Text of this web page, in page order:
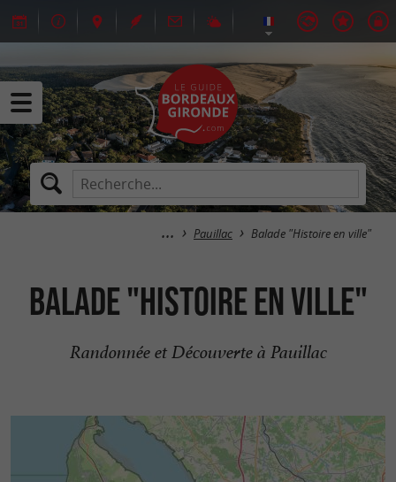
Pauillac Balade "Histoire en ville"
Balade "Histoire en ville"
Randonnée et Découverte à Pauillac